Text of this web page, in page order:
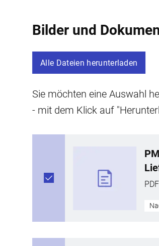
Bilder und
Alle Dateien herunterladen
Sie möchten eine Auswahl
- mit dem Klick auf